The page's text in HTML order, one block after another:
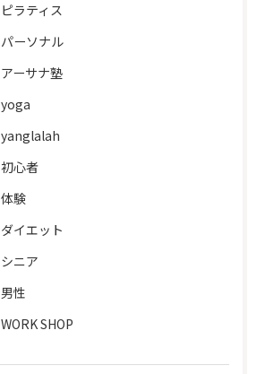
ピラティス
パーソナル
アーサナ塾
yoga
yanglalah
初心者
体験
ダイエット
シニア
男性
WORK SHOP